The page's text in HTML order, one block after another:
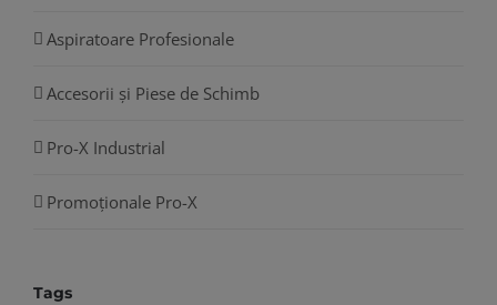
Aspiratoare Profesionale
Accesorii și Piese de Schimb
Pro-X Industrial
Promoționale Pro-X
Tags